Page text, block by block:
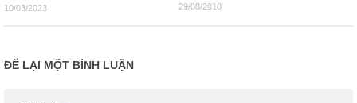
10/03/2023 29/08/2018
ĐỂ LẠI MỘT BÌNH LUẬN